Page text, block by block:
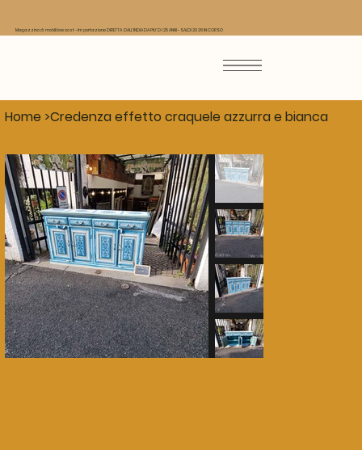
Home >Credenza effetto craquele azzurra e bianca
Magazzino di mobili low cost - Importazione DIRETTA DALL'INDIA DA PIU' DI 25 ANNI - SALDI 2026 IN CORSO